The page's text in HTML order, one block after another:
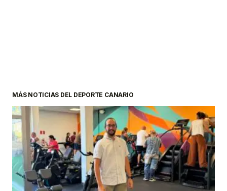
MÁS NOTICIAS DEL DEPORTE CANARIO